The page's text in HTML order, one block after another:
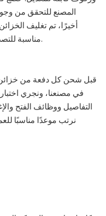
المصنع للتحقق من
أخيرًا، تم تغليف
مناسبة للتصدير، ومناسبة للشحن البحري لمسافات طويلة.
قبل شحن كل دفعة من خزائن
التفاصيل ووظائف الفتح
نرتب موعدًا مناسبًا